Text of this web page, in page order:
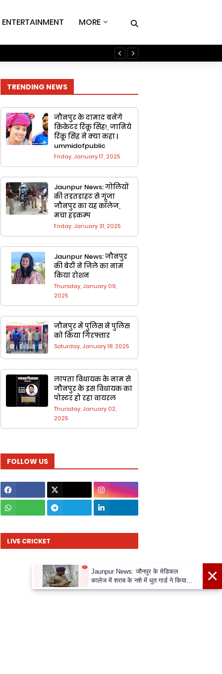
ENTERTAINMENT MORE
TRENDING NEWS
जौनपुर के दामाद बनेंगे
क्रिकेटर रिंकू सिंह!, जानिये
रिंकू सिंह ने क्या कहा |
ummidofpublic
Friday, January 17, 2025
Jaunpur News: गोलियों
की तड़तड़ाहट से गूंजा
जौनपुर का यह कॉलेज,
मचा हड़कम्प
Friday, January 31, 2025
Jaunpur News: जौनपुर
की बेटी ने जिले का नाम
किया रोशन
Thursday, January 09,
2025
जौनपुर में पुलिस ने पुलिस
को किया गिरफ्तार
Saturday, January 18, 2025
लापता विधायक के नाम से
जौनपुर के ​इस वि​धायक का
पोस्टर हो रहा वायरल
Thursday, January 02,
2025
FOLLOW US
LIVE CRICKET
×
Jaunpur News: जौनपुर के मेडिकल
कालेज में शराब के नशे में धुत गार्ड ने किया
अभद्रता व दुर्व्यवहार